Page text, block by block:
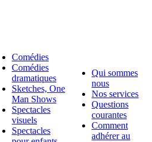
Comédies
Comédies
dramatiques
Sketches, One
Man Shows
Spectacles
visuels
Spectacles
Qui sommes
nous
Nos services
Questions
courantes
Comment
adhérer au